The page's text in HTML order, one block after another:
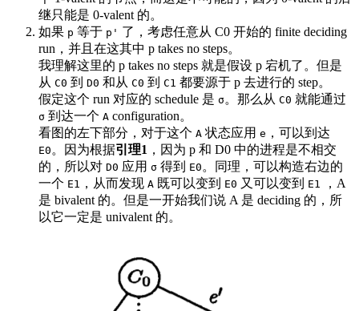
继只能是 0-valent 的。
如果 p 等于 p' 了，考虑任意从 C0 开始的 finite deciding
run，并且在这其中 p takes no steps。
我理解这里的 p takes no steps 就是假设 p 宕机了。但是
从 C0 到 D0 和从 C0 到 C1 都要源于 p 去进行的 step。
假定这个 run 对应的 schedule 是 σ。那么从 C0 就能通过
σ 到达一个 A configuration。
看图的左下部分，对于这个 A 状态应用 e ，可以到达
E0 。因为根据引理1 ，因为 p 和 D0 中的进程是不相交
的，所以对 D0 应用 σ 得到 E0 。同理，可以构造右边的
一个 E1 ，从而发现 A 既可以变到 E0 又可以变到 E1
，A
是 bivalent 的。但是一开始我们说 A 是 deciding 的，所
以它一定是 univalent 的。